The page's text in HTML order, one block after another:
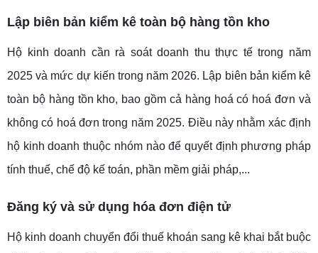
Lập biên bản kiểm kê toàn bộ hàng tồn kho
Hộ kinh doanh cần rà soát doanh thu thực tế trong năm
2025 và mức dự kiến trong năm 2026. Lập biên bản kiểm kê
toàn bộ hàng tồn kho, bao gồm cả hàng hoá có hoá đơn và
không có hoá đơn trong năm 2025. Điều này nhằm xác định
hộ kinh doanh thuộc nhóm nào để quyết định phương pháp
tính thuế, chế độ kế toán, phần mềm giải pháp,...
Đăng ký và sử dụng hóa đơn điện tử
Hộ kinh doanh chuyển đổi thuế khoán sang kê khai bắt buộc